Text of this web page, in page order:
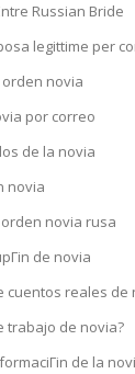
Russian Bride
legittime per
novia
por correo
de la novia
novia
novia rusa
de novia
cuentos reales de
trabajo de novia?
de la